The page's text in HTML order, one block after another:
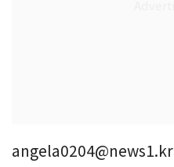
angela0204@news1.kr